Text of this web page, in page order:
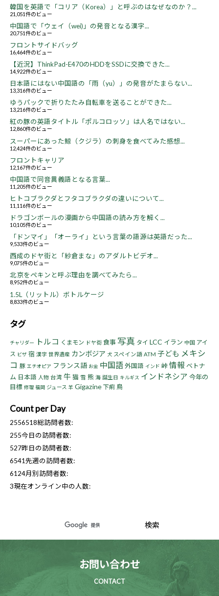
韓国を英語で「コリア（Korea）」と呼ぶのはなぜなのか？...
21,051件のビュー
中国語で「ウェイ（wei)」の発音となる漢字...
20,751件のビュー
フロントサイドバッグ
16,464件のビュー
【近況】ThinkPad-E470のHDDをSSDに交換できた...
14,922件のビュー
日本語にはない中国語の「雨（yu）」の発音がたまらない...
13,316件のビュー
ゆうパックで折りたたみ自転車を送ることができた...
13,216件のビュー
紅の豚の英語タイトル「ポルコロッソ」は人名ではない...
12,860件のビュー
スーパーにあった鯨（クジラ）の刺身を食べてみた感想...
12,424件のビュー
フロントキャリア
12,167件のビュー
中国語で同音異義語となる言葉...
11,205件のビュー
ヒトコブラクダとフタコブラクダの違いについて...
11,116件のビュー
ドラゴンボールの漫画から中国語の読み方を解く...
10,105件のビュー
「ドンマイ」「オーライ」という言葉の語源は英語だった...
9,533件のビュー
西成のドヤ街と「紗倉まな」のアダルトビデオ...
9,075件のビュー
北京をペキンと呼ぶ理由を調べてみたら...
8,952件のビュー
1.5L（リットル）ボトルケージ
8,833件のビュー
タグ
チャリダー トルコ くまモン ドヤ街 食事 写真 タイ LCC イラン 中国 アイ
ス ビザ 宿 漢字 世界遺産 カンボジア 犬 スペイン語 ATM 子ども メキシ
コ 豚 エチオピア フランス語 お金 中国語 外国語 インド 峠情報 ベトナ
ム 日本語 人物 台湾 牛猫 雪 熊 海 誕生日 キルギス インドネシア 今年の
目標 修理 福岡 ジュース 羊 Gigazine 下痢 鳥
Count per Day
2556518総訪問者数:
255今日の訪問者数:
527昨日の訪問者数:
6541先週の訪問者数:
6124月別訪問者数:
3現在オンライン中の人数:
お問い合わせ
CONTACT